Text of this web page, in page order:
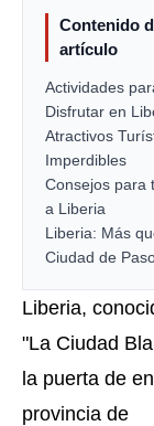
Contenido
artículo
Actividades
Disfrutar en
Atractivos
Imperdibles
Consejos para
a Liberia
Liberia: Más
Ciudad de
Liberia,
"La Ciudad
la puerta de
provincia de